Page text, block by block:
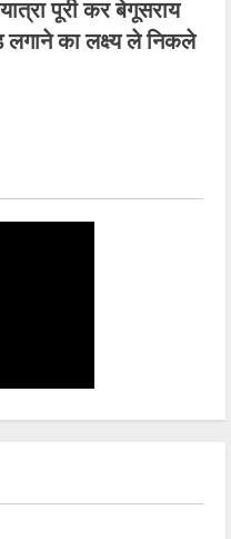
पूरी कर बेगूसराय
का लक्ष्य ले निकले